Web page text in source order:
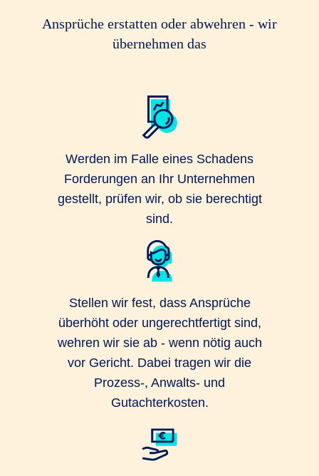
Ansprüche erstatten oder abwehren - wir
übernehmen das
Werden im Falle eines Schadens
Forderungen an Ihr Unternehmen
gestellt, prüfen wir, ob sie berechtigt
sind.
Stellen wir fest, dass Ansprüche
überhöht oder ungerechtfertigt sind,
wehren wir sie ab - wenn nötig auch
vor Gericht. Dabei tragen wir die
Prozess-, Anwalts- und
Gutachterkosten.